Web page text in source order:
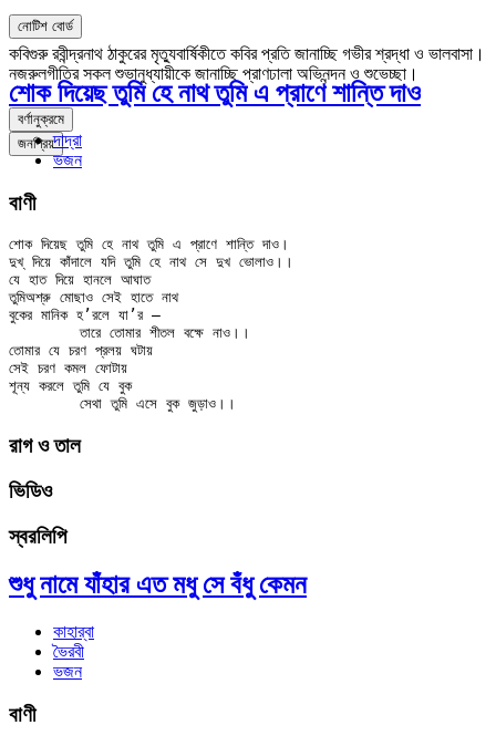
নোটিশ বোর্ড
কবিগুরু রবীন্দ্রনাথ ঠাকুরের মৃত্যুবার্ষিকীতে কবির প্রতি জানাচ্ছি গভীর শ্রদ্ধা ও ভালবাসা।
নজরুলগীতির সকল শুভানুধ্যায়ীকে জানাচ্ছি প্রাণঢালা অভিনন্দন ও শুভেচ্ছা।
বর্ণানুক্রমে
জনপ্রিয়
শোক দিয়েছ তুমি হে নাথ তুমি এ প্রাণে শান্তি দাও
দাদ্‌রা
ভজন
বাণী
শোক দিয়েছ তুমি হে নাথ তুমি এ প্রাণে শান্তি দাও।
দুখ্ দিয়ে কাঁদালে যদি তুমি হে নাথ সে দুখ ভোলাও।।
যে হাত দিয়ে হানলে আঘাত
তুমিঅশ্রু মোছাও সেই হাতে নাথ
বুকের মানিক হ’রলে যা’র —
	তারে তোমার শীতল বক্ষে নাও।।
তোমার যে চরণ প্রলয় ঘটায়
সেই চরণ কমল ফোটায়
শূন্য করলে তুমি যে বুক
রাগ ও তাল
ভিডিও
স্বরলিপি
শুধু নামে যাঁহার এত মধু সে বঁধু কেমন
কাহার্‌বা
ভৈরবী
ভজন
বাণী